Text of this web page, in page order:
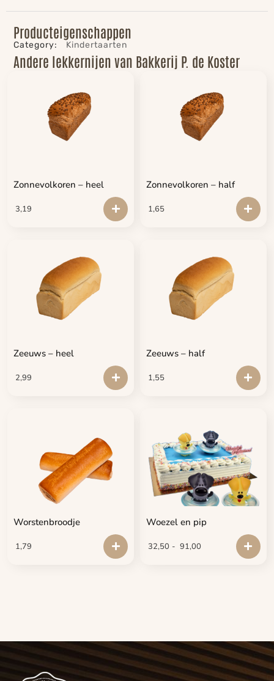
Producteigenschappen
Category: Kindertaarten
Andere lekkernijen van Bakkerij P. de Koster
Zonnevolkoren – heel
3,19
Zonnevolkoren – half
1,65
Zeeuws – heel
2,99
Zeeuws – half
1,55
Worstenbroodje
1,79
Woezel en pip
32,50 - 91,00